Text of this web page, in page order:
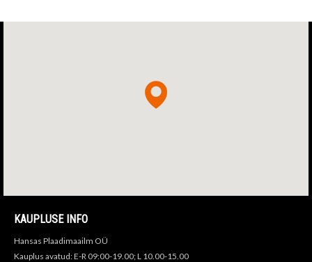
KAUPLUSE INFO
Hansas Plaadimaailm OÜ
Kauplus avatud: E-R 09:00-19.00; L 10.00-15.00